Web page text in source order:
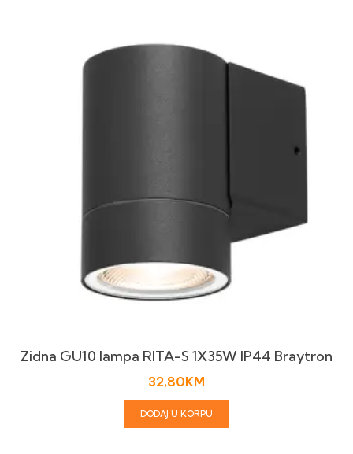
Zidna GU10 lampa RITA-S 1X35W IP44 Braytron
32,80KM
DODAJ U KORPU